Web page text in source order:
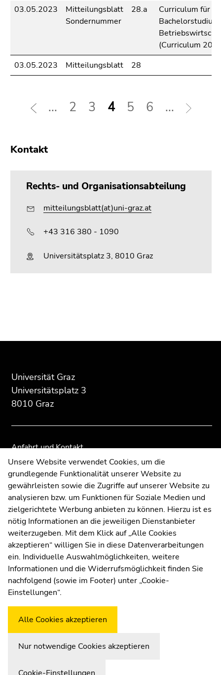
03.05.2023
Mitteilungsblatt
Sondernummer
28.a
Curriculum für
Bachelorstudium
(Curriculum
03.05.2023
Mitteilungsblatt 28
... 2 3 4 5 6 ...
Kontakt
Rechts- und Organisationsabteilung
mitteilungsblatt(at)uni-graz.at
+43 316 380 - 1090
Universitätsplatz 3, 8010 Graz
Zusatzinformationen:
Universität Graz
Universitätsplatz 3
8010 Graz
Anfahrt und Kontakt
Kommunikation und Öffentlichkeitsarbeit
Moodle
UNIGRAZonline
Impressum
Datenschutzerklärung
Cookie-Einstellungen
Barrierefreiheitserklärung
WetterstationUni Graz
Zur
Seitenbereiche
Zur
Seitenbereiche
Beginn des Seitenbereichs:
Unsere Website verwendet Cookies, um die
grundlegende Funktionalität unserer Website zu
gewährleisten sowie die Zugriffe auf unserer Website zu
analysieren bzw. um Funktionen für Soziale Medien und
zielgerichtete Werbung anbieten zu können. Hierzu ist es
nötig Informationen an die jeweiligen Dienstanbieter
weiterzugeben. Mit dem Klick auf „Alle Cookies
akzeptieren“ willigen Sie in diese Datenverarbeitungen
ein. Individuelle Auswahlmöglichkeiten, weitere
Informationen und die Widerrufsmöglichkeit finden Sie
nachfolgend (sowie im Footer) unter „Cookie-
Einstellungen“.
Alle Cookies akzeptieren
Nur notwendige Cookies akzeptieren
Ende dieses Seitenbereichs. Zur Übersicht der Seitenbereiche